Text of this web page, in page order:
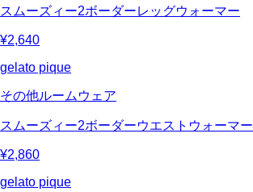
スムーズィー2ボーダーレッグウォーマー
¥2,640
gelato pique
その他ルームウェア
スムーズィー2ボーダーウエストウォーマー
¥2,860
gelato pique